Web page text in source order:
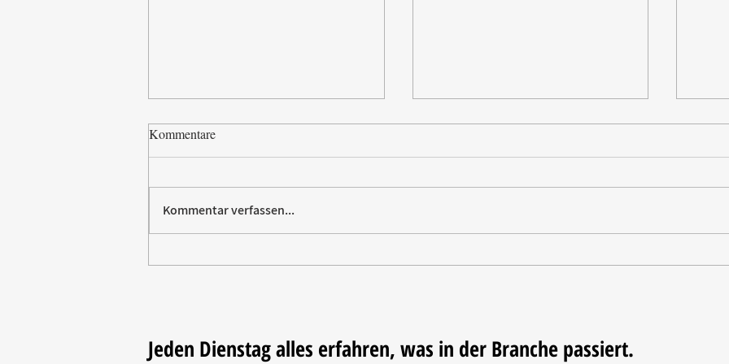
Paw Patrol erobert die
Tischdekoration mit Mehrwert:
Kommentare
Kommentar verfassen...
Jeden Dienstag alles erfahren, was in der Branche passiert.